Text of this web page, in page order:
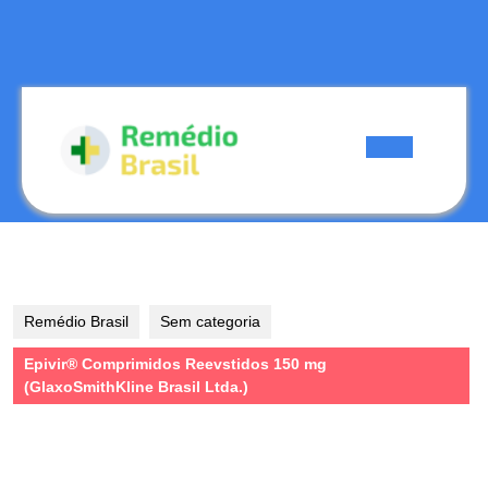
Remédio Brasil Sem categoria
Epivir® Comprimidos Reevstidos 150 mg
(GlaxoSmithKline Brasil Ltda.)